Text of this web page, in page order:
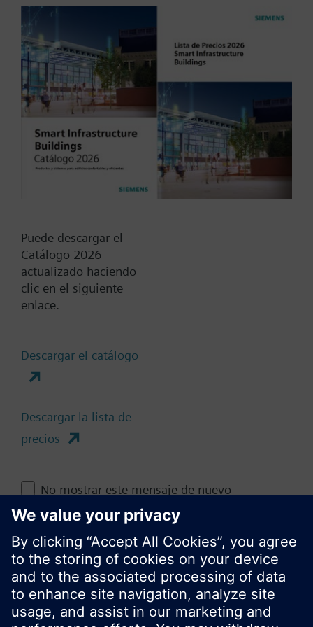
Set: transmisor QAX90.1 y receptor RXZ90.1
Tipo / Código:
QAW590
Código:
BPZ:QAW590
Find replacement
Documentos
Resumen técnico
Puede descargar el
Catálogo 2026
actualizado haciendo
clic en el siguiente
enlace.
Descargar el catálogo
Descargar la lista de
precios
No mostrar este mensaje de nuevo
Cerrar
Compartir esta página
Cambia región
ES (es)